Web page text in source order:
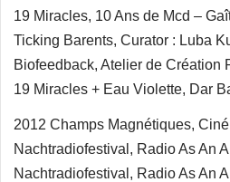
19 Miracles, 10 Ans de Mcd –
Ticking Barents, Curator : Luba
Biofeedback, Atelier de Création
19 Miracles + Eau Violette, Dar
2012 Champs Magnétiques,
Nachtradiofestival, Radio As An
Nachtradiofestival, Radio As An